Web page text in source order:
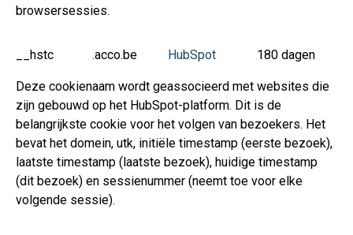
browsersessies.
__hstc .acco.be HubSpot 180 dagen
Deze cookienaam wordt geassocieerd met websites die
zijn gebouwd op het HubSpot-platform. Dit is de
belangrijkste cookie voor het volgen van bezoekers. Het
bevat het domein, utk, initiële timestamp (eerste bezoek),
laatste timestamp (laatste bezoek), huidige timestamp
(dit bezoek) en sessienummer (neemt toe voor elke
volgende sessie).